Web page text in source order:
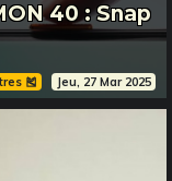
40 : Snap
🎽 Jeu, 27 Mar 2025